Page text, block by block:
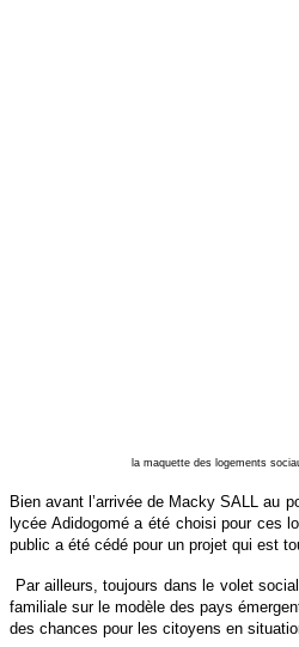
la maquette des logements sociaux
Bien avant l’arrivée de Macky SALL au
lycée Adidogomé a été choisi pour ces
public a été cédé pour un projet qui est
Par ailleurs, toujours dans le volet
familiale sur le modèle des pays
des chances pour les citoyens en